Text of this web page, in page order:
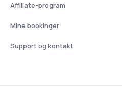
Affiliate-program
Mine bookinger
Support og kontakt